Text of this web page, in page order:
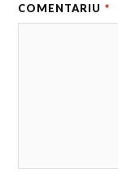
COMENTARIU *